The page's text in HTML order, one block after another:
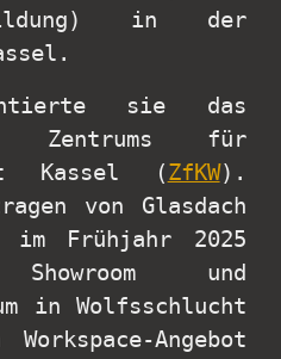
in der
sie das
Zentrums für
Kassel (ZfKW).
von Glasdach
Frühjahr 2025
und
in Wolfsschlucht
Angebot